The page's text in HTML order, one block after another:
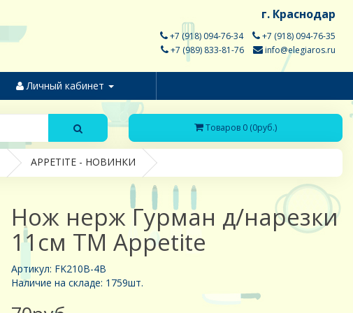
г. Краснодар
+7 (918) 094-76-34
+7 (918) 094-76-35
+7 (989) 833-81-76
info@elegiaros.ru
Личный кабинет
Товаров 0 (0руб.)
APPETITE - НОВИНКИ
Нож нерж Гурман д/нарезки
11см ТМ Appetite
Артикул: FK210B-4B
Наличие на складе: 1759шт.